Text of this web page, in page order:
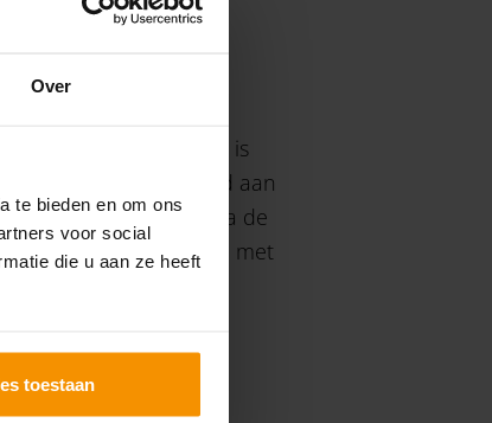
Over
te bieden en om ons
voor social
die u aan ze heeft
toestaan
Dan is
vragen gesteld aan
inkomen mogelijk is na de
informatie
contact op met